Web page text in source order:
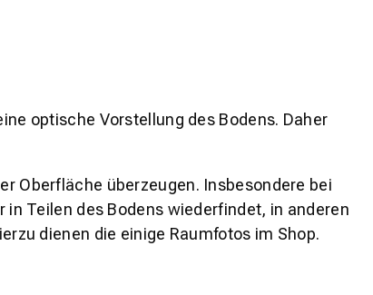
optische Vorstellung des Bodens. Daher
Oberfläche überzeugen. Insbesondere bei
Teilen des Bodens wiederfindet, in anderen
dienen die einige Raumfotos im Shop.